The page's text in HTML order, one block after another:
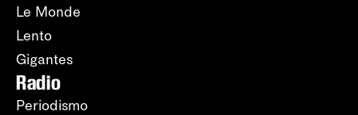
Le Monde
Lento
Gigantes
Radio
Periodismo